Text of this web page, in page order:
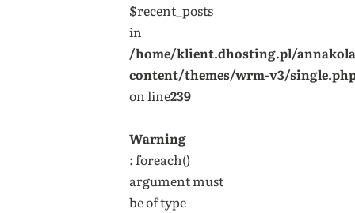
$recent_posts
in
/home/klient.dhosting.pl/
content/themes/wrm-v3/
on line239
Warning
: foreach()
argument must
be of type